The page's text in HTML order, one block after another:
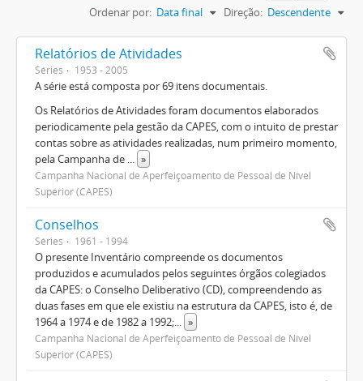
Ordenar por: Data final Direção: Descendente
Relatórios de Atividades
Séries 1953 - 2005
A série está composta por 69 itens documentais.
Os Relatórios de Atividades foram documentos elaborados
periodicamente pela gestão da CAPES, com o intuito de prestar
contas sobre as atividades realizadas, num primeiro momento,
pela Campanha de ... »
Campanha Nacional de Aperfeiçoamento de Pessoal de Nível
Superior (CAPES)
Conselhos
Séries 1961 - 1994
O presente Inventário compreende os documentos
produzidos e acumulados pelos seguintes órgãos colegiados
da CAPES: o Conselho Deliberativo (CD), compreendendo as
duas fases em que ele existiu na estrutura da CAPES, isto é, de
1964 a 1974 e de 1982 a 1992;... »
Campanha Nacional de Aperfeiçoamento de Pessoal de Nível
Superior (CAPES)